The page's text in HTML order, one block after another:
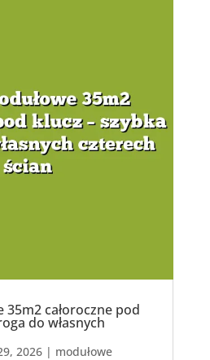
35m2 całoroczne pod
do własnych
2026| modułowe